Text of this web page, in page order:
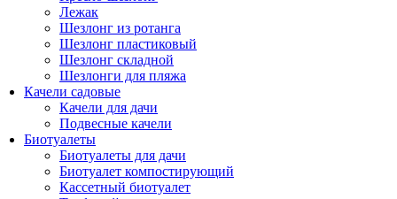
Лежак
Шезлонг из ротанга
Шезлонг пластиковый
Шезлонг складной
Шезлонги для пляжа
Качели садовые
Качели для дачи
Подвесные качели
Биотуалеты
Биотуалеты для дачи
Биотуалет компостирующий
Кассетный биотуалет